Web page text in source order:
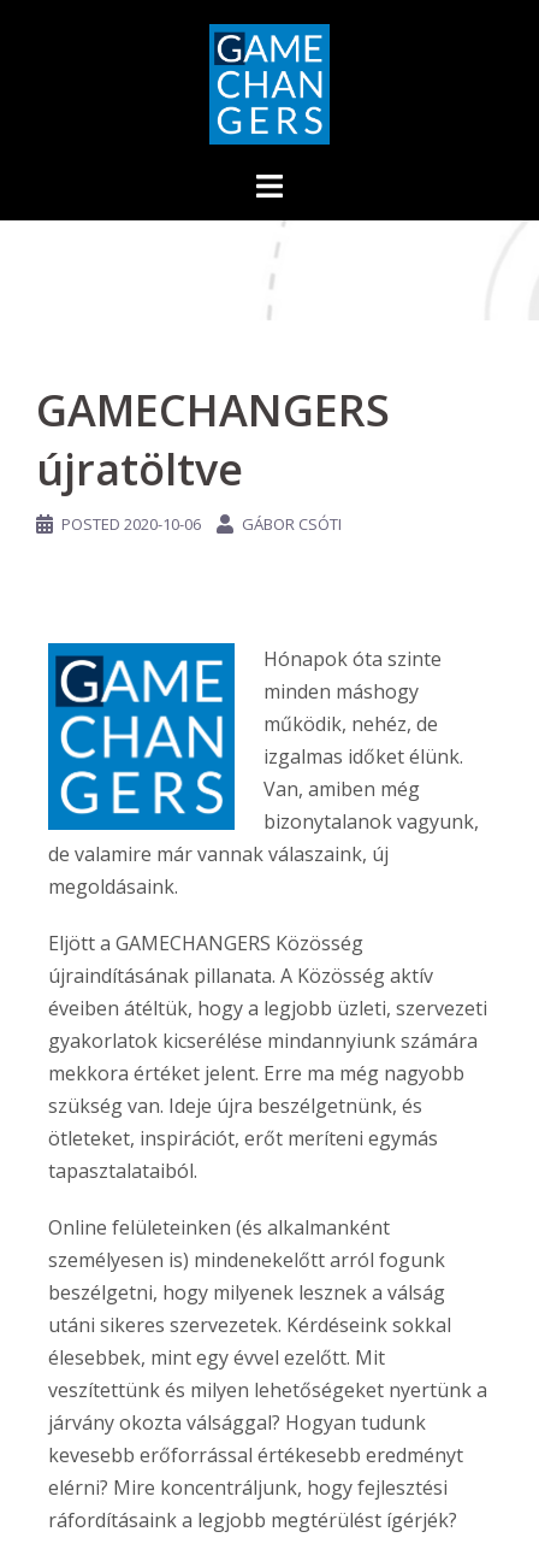
GAMECHANGERS
újratöltve
POSTED 2020-10-06 GÁBOR CSÓTI
Hónapok óta szinte
minden máshogy
működik, nehéz, de
izgalmas időket élünk.
Van, amiben még
bizonytalanok vagyunk,
de valamire már vannak válaszaink, új
megoldásaink.
Eljött a GAMECHANGERS Közösség
újraindításának pillanata. A Közösség aktív
éveiben átéltük, hogy a legjobb üzleti, szervezeti
gyakorlatok kicserélése mindannyiunk számára
mekkora értéket jelent. Erre ma még nagyobb
szükség van. Ideje újra beszélgetnünk, és
ötleteket, inspirációt, erőt meríteni egymás
tapasztalataiból.
Online felületeinken (és alkalmanként
személyesen is) mindenekelőtt arról fogunk
beszélgetni, hogy milyenek lesznek a válság
utáni sikeres szervezetek. Kérdéseink sokkal
élesebbek, mint egy évvel ezelőtt. Mit
veszítettünk és milyen lehetőségeket nyertünk a
járvány okozta válsággal? Hogyan tudunk
kevesebb erőforrással értékesebb eredményt
elérni? Mire koncentráljunk, hogy fejlesztési
ráfordításaink a legjobb megtérülést ígérjék?